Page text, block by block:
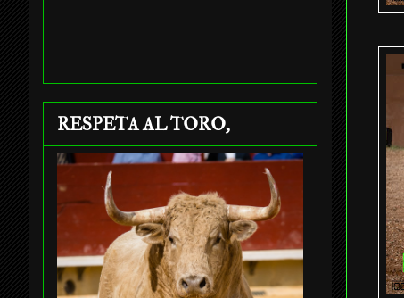
RESPETA AL TORO,